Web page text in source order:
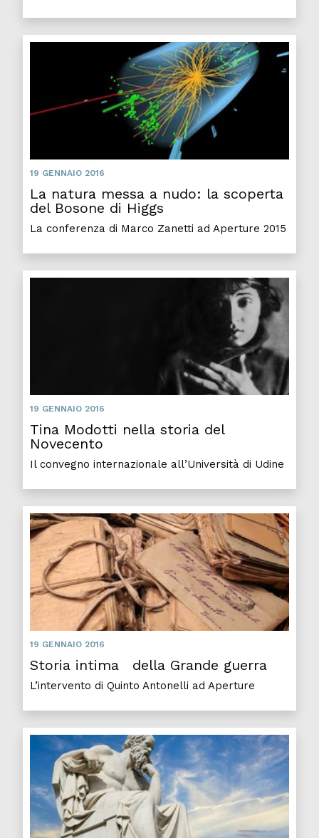
19 GENNAIO 2016
La natura messa a nudo: la scoperta
del Bosone di Higgs
La conferenza di Marco Zanetti ad Aperture 2015
19 GENNAIO 2016
Tina Modotti nella storia del
Novecento
Il convegno internazionale all’Università di Udine
19 GENNAIO 2016
Storia intima della Grande guerra
L’intervento di Quinto Antonelli ad Aperture